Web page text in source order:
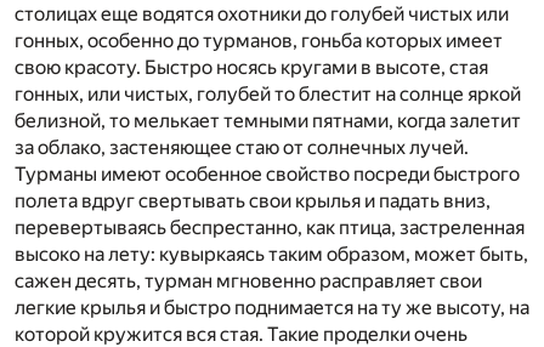
столицах еще водятся охотники до голубей чистых или
гонных, особенно до турманов, гоньба которых имеет
свою красоту. Быстро носясь кругами в высоте, стая
гонных, или чистых, голубей то блестит на солнце яркой
белизной, то мелькает темными пятнами, когда залетит
за облако, застеняющее стаю от солнечных лучей.
Турманы имеют особенное свойство посреди быстрого
полета вдруг свертывать свои крылья и падать вниз,
перевертываясь беспрестанно, как птица, застреленная
высоко на лету: кувыркаясь таким образом, может быть,
сажен десять, турман мгновенно расправляет свои
легкие крылья и быстро поднимается на ту же высоту, на
которой кружится вся стая. Такие проделки очень